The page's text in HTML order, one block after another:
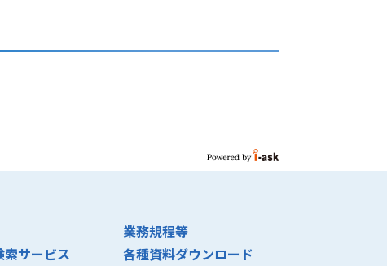
サービス
業務規程等
各種資料ダウンロード